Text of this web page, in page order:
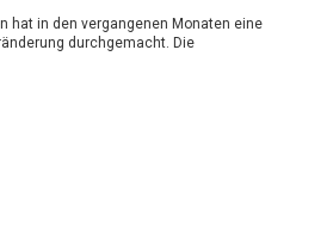
hat in den vergangenen Monaten eine
durchgemacht. Die